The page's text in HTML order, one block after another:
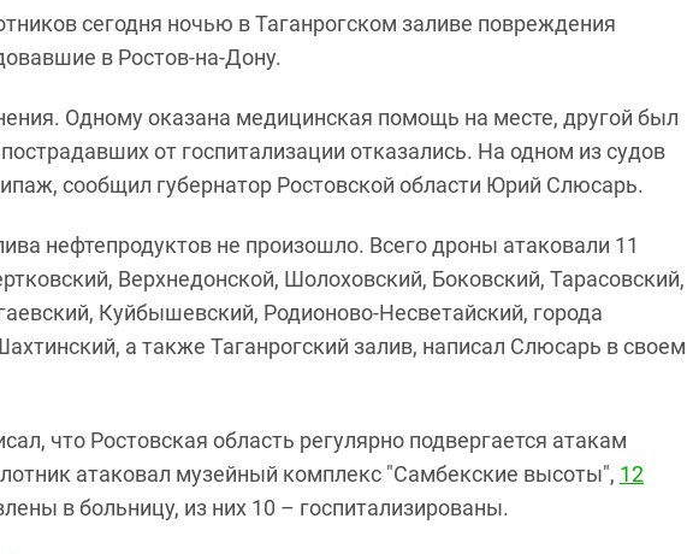
сегодня ночью в Таганрогском заливе повреждения
в Ростов-на-Дону.
Одному оказана медицинская помощь на месте, другой был
от госпитализации отказались. На одном из судов
сообщил губернатор Ростовской области Юрий Слюсарь.
нефтепродуктов не произошло. Всего дроны атаковали 11
Верхнедонской, Шолоховский, Боковский, Тарасовский,
Куйбышевский, Родионово-Несветайский, города
а также Таганрогский залив, написал Слюсарь в своем
что Ростовская область регулярно подвергается атакам
атаковал музейный комплекс "Самбекские высоты", 12
в больницу, из них 10 – госпитализированы.